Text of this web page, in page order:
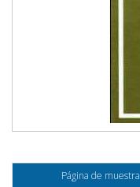
Página de muestra